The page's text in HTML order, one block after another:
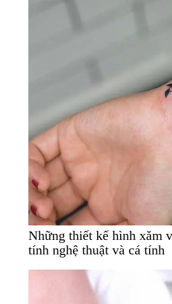
Những thiết kế hình xăm
tính nghệ thuật và cá tính